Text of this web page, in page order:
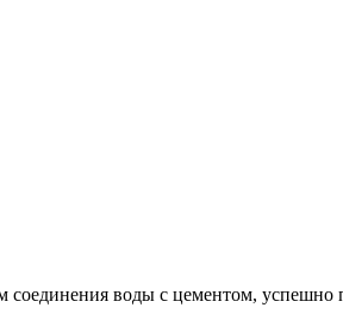
соединения воды с цементом,